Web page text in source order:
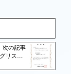
次の記事